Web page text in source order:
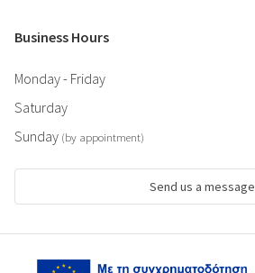
Business Hours
Monday - Friday
Saturday
Sunday (by appointment)
Send us a message